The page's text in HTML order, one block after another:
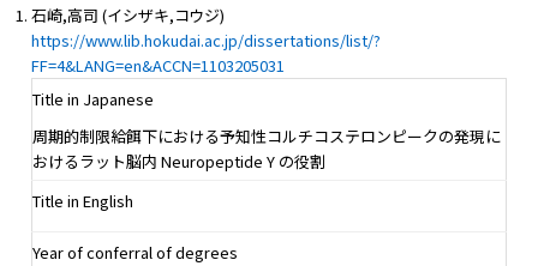
石崎,高司 (イシザキ,コウジ)
https://www.lib.hokudai.ac.jp/dissertations/list/?
FF=4&LANG=en&ACCN=1103205031
Title in Japanese
周期的制限給餌下における予知性コルチコステロンピークの発現に
おけるラット脳内 Neuropeptide Y の役割
Title in English
Year of conferral of degrees